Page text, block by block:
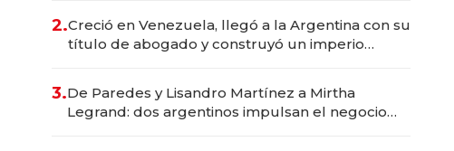
2.Creció en Venezuela, llegó a la Argentina con su
título de abogado y construyó un imperio
3.De Paredes y Lisandro Martínez a Mirtha
Legrand: dos argentinos impulsan el negocio